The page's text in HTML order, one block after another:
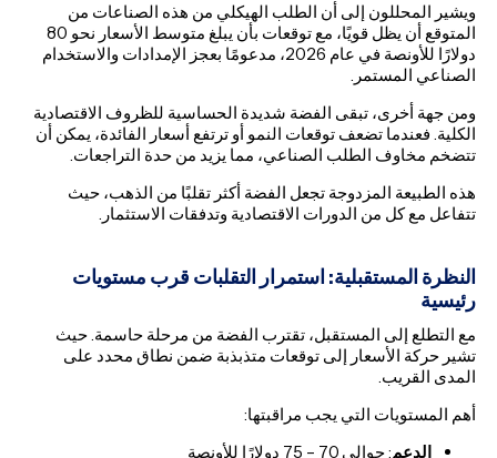
ويشير المحللون إلى أن الطلب الهيكلي من هذه الصناعات من
المتوقع أن يظل قويًا، مع توقعات بأن يبلغ متوسط الأسعار نحو 80
دولارًا للأونصة في عام 2026، مدعومًا بعجز الإمدادات والاستخدام
الصناعي المستمر.
ومن جهة أخرى، تبقى الفضة شديدة الحساسية للظروف الاقتصادية
الكلية. فعندما تضعف توقعات النمو أو ترتفع أسعار الفائدة، يمكن أن
تتضخم مخاوف الطلب الصناعي، مما يزيد من حدة التراجعات.
هذه الطبيعة المزدوجة تجعل الفضة أكثر تقلبًا من الذهب، حيث
تتفاعل مع كل من الدورات الاقتصادية وتدفقات الاستثمار.
النظرة المستقبلية: استمرار التقلبات قرب مستويات
رئيسية
مع التطلع إلى المستقبل، تقترب الفضة من مرحلة حاسمة. حيث
تشير حركة الأسعار إلى توقعات متذبذبة ضمن نطاق محدد على
المدى القريب.
أهم المستويات التي يجب مراقبتها:
الدعم: حوالي 70 – 75 دولارًا للأونصة